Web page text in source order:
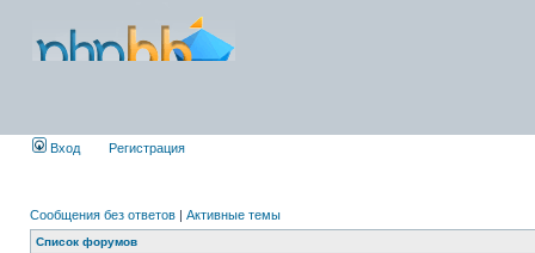
Вход Регистрация
Сообщения без ответов | Активные темы
Список форумов